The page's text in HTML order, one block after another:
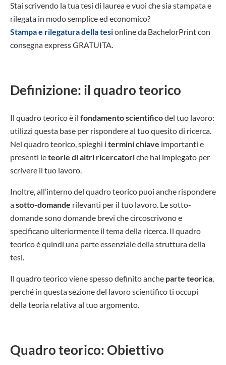
Stai scrivendo la tua tesi di laurea e vuoi che sia stampata e
rilegata in modo semplice ed economico?
Stampa e rilegatura della tesionline da BachelorPrint con
consegna express GRATUITA.
Definizione: il quadro teorico
Il quadro teorico è il fondamento scientificodel tuo lavoro:
utilizzi questa base per rispondere al tuo quesito di ricerca.
Nel quadro teorico, spieghi i termini chiave importanti e
presenti leteorie di altri ricercatoriche hai impiegato per
scrivere il tuo lavoro.
Inoltre, all’interno del quadro teorico puoi anche rispondere
asotto-domande rilevanti per il tuo lavoro. Le sotto-
domande sono domande brevi che circoscrivono e
specificano ulteriormente il tema della ricerca. Il quadro
teorico è quindi una parte essenziale della struttura della
tesi.
Il quadro teorico viene spesso definito anche parte teorica,
perché in questa sezione del lavoro scientifico ti occupi
della teoria relativa al tuo argomento.
Quadro teorico: Obiettivo